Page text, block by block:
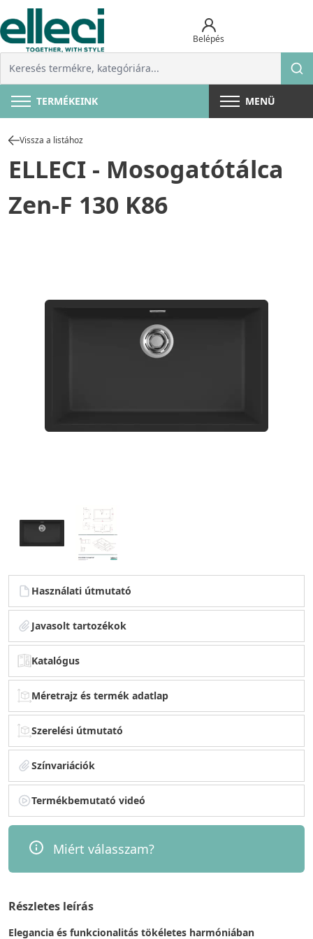
Belépés
TERMÉKEINK MENÜ
Vissza a listához
ELLECI - Mosogatótálca
Zen-F 130 K86
Használati útmutató
Javasolt tartozékok
Katalógus
Méretrajz és termék adatlap
Szerelési útmutató
Színvariációk
Termékbemutató videó
Miért válasszam?
Részletes leírás
Elegancia és funkcionalitás tökéletes harmóniában